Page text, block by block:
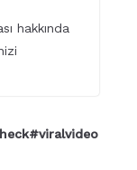
hakkında